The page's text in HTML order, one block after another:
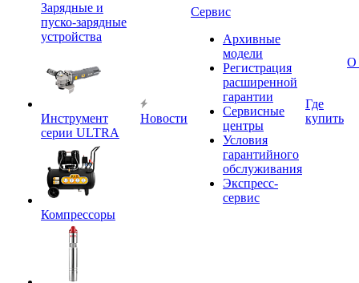
Зарядные и
пуско-зарядные
устройства
Инструмент
серии ULTRA
Компрессоры
Новости
Сервис
Архивные
модели
Регистрация
расширенной
гарантии
Сервисные
центры
Условия
гарантийного
обслуживания
Экспресс-
сервис
Где
купить
О